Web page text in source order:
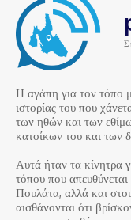
Η αγάπη για τον τόπο
ιστορίας του που
των ηθών και των
κατοίκων του και των
Αυτά ήταν τα κίνητρα
τόπου που
Πουλάτα, αλλά και
αισθάνονται ότι